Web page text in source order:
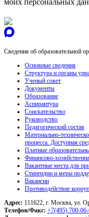
Сведения об образовательной
Основные сведения
Структура и органы
Ученый совет
Документы
Образование
Аспирантура
Соискательство
Руководство
Педагогический состав
Материально-
процесса. Доступная
Платные
Финансово-
Вакантные места для
Стипендии и меры
Вакансии
Противодействие
Адрес: 111622, г. Москва, ул.
Телефон/Факс: +7(495) 700-